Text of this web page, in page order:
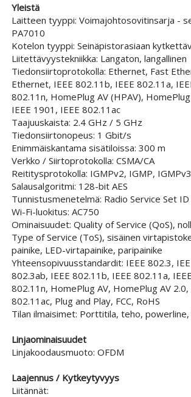
Yleistä
Laitteen tyyppi: Voimajohtosovitinsarja -
PA7010
Kotelon tyyppi: Seinäpistorasiaan
Liitettävyystekniikka: Langaton, langallinen
Tiedonsiirtoprotokolla: Ethernet, Fast
Ethernet, IEEE 802.11b, IEEE 802.11a,
802.11n, HomePlug AV (HPAV),
IEEE 1901, IEEE 802.11ac
Taajuuskaista: 2.4 GHz / 5 GHz
Tiedonsiirtonopeus: 1 Gbit/s
Enimmäiskantama sisätiloissa: 300 m
Verkko / Siirtoprotokolla: CSMA/CA
Reititysprotokolla: IGMPv2, IGMP, IGMPv3
Salausalgoritmi: 128-bit AES
Tunnistusmenetelmä: Radio Service Set ID
Wi-Fi-luokitus: AC750
Ominaisuudet: Quality of Service (QoS),
Type of Service (ToS), sisäinen
painike, LED-virtapainike, paripainike
Yhteensopivuusstandardit: IEEE 802.3,
802.3ab, IEEE 802.11b, IEEE 802.11a,
802.11n, HomePlug AV, HomePlug AV 2.0,
802.11ac, Plug and Play, FCC, RoHS
Tilan ilmaisimet: Porttitila, teho,
Linjaominaisuudet
Linjakoodausmuoto: OFDM
Laajennus / Kytkeytyvyys
Liitännät: